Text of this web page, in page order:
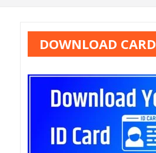
DOWNLOAD CARD